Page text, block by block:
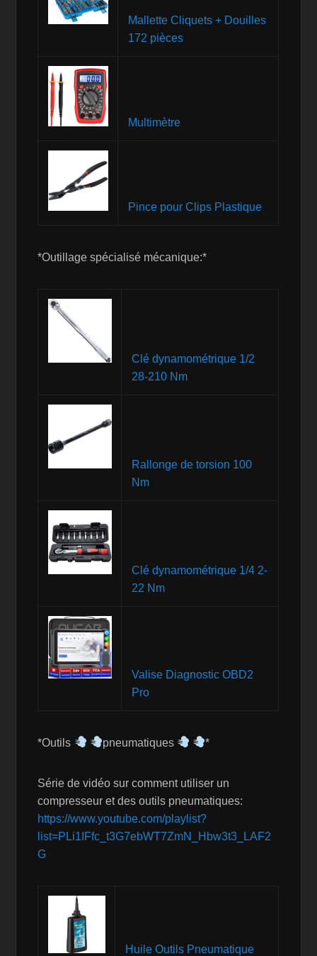
Mallette Cliquets + Douilles
172 pièces
Multimètre
Pince pour Clips Plastique
*Outillage spécialisé mécanique:*
Clé dynamométrique 1/2
28-210 Nm
Rallonge de torsion 100
Nm
Clé dynamométrique 1/4 2-
22 Nm
Valise Diagnostic OBD2
Pro
*Outils pneumatiques *
Série de vidéo sur comment utiliser un
compresseur et des outils pneumatiques:
https://www.youtube.com/playlist?
list=PLi1IFfc_t3G7ebWT7ZmN_Hbw3t3_LAF2
G
Huile Outils Pneumatique